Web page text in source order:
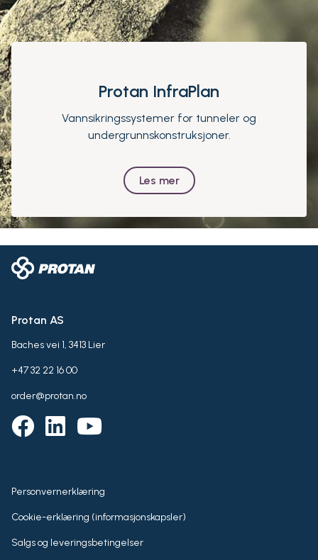
Protan InfraPlan
Vannsikringssystemer for tunneler og
undergrunnskonstruksjoner.
Les mer
Protan AS
Baches vei 1, 3413 Lier
+47 32 22 16 00
order@protan.no
Personvernerklæring
Cookie-erklæring (informasjonskapsler)
Salgs og leveringsbetingelser